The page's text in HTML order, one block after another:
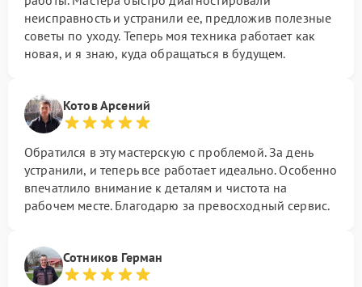
неисправность и устранили ее, предложив полезные
советы по уходу. Теперь моя техника работает как
новая, и я знаю, куда обращаться в будущем.
Котов Арсений
Обратился в эту мастерскую с проблемой. За день
устранили, и теперь все работает идеально. Особенно
впечатлило внимание к деталям и чистота на
рабочем месте. Благодарю за превосходный сервис.
Сотников Герман